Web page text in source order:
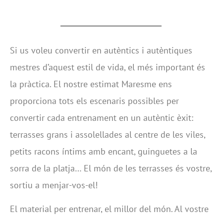
Si us voleu convertir en autèntics i autèntiques
mestres d’aquest estil de vida, el més important és
la pràctica. El nostre estimat Maresme ens
proporciona tots els escenaris possibles per
convertir cada entrenament en un autèntic èxit:
terrasses grans i assolellades al centre de les viles,
petits racons íntims amb encant, guinguetes a la
sorra de la platja… El món de les terrasses és vostre,
sortiu a menjar-vos-el!
El material per entrenar, el millor del món. Al vostre